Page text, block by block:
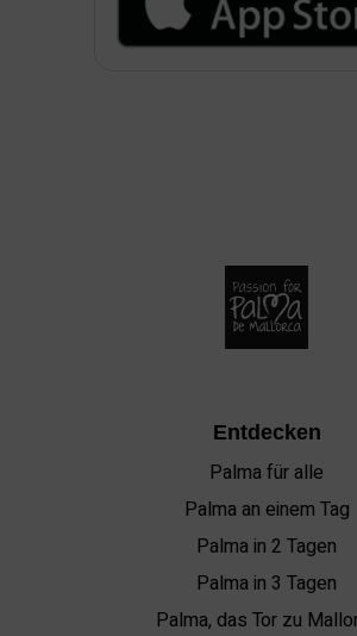
Entdecken
Palma für alle
Palma an einem Tag
Palma in 2 Tagen
Palma in 3 Tagen
Palma, das Tor zu